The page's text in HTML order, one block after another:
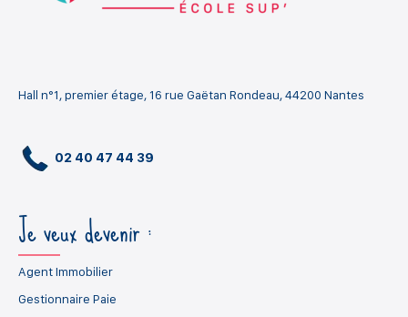
Hall n°1, premier étage, 16 rue Gaëtan Rondeau, 44200 Nantes
02 40 47 44 39
Je veux devenir :
Agent Immobilier
Gestionnaire Paie